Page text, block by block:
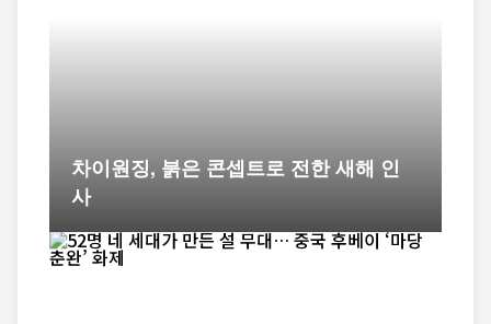
차이원징, 붉은 콘셉트로 전한 새해 인
사